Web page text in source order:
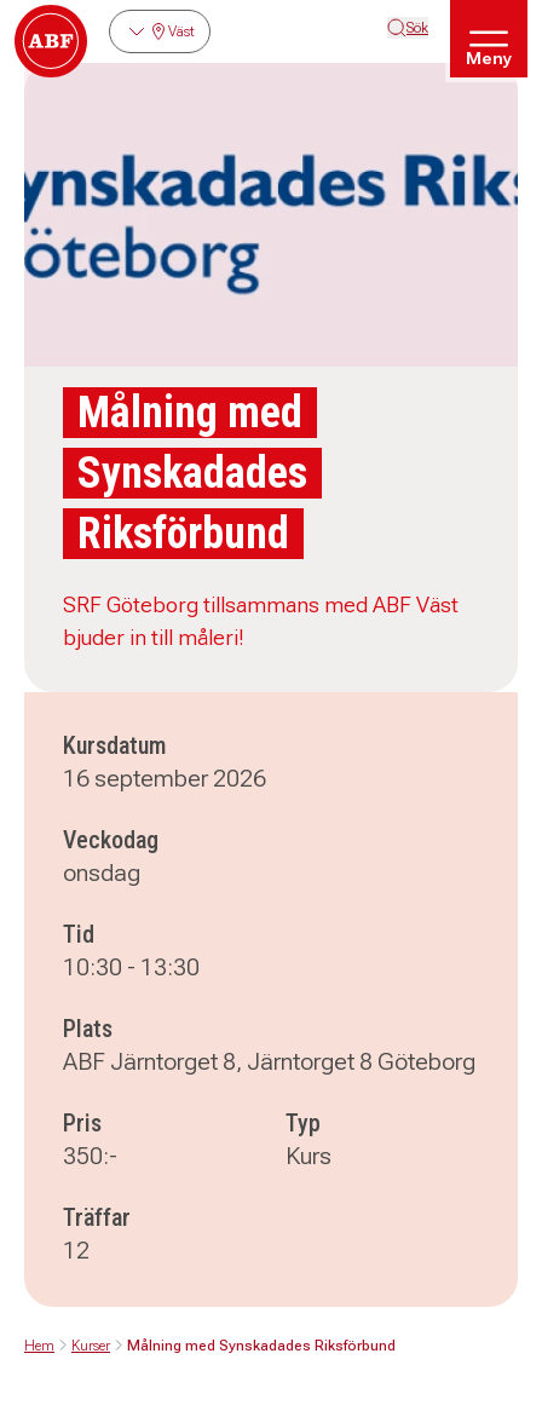
Väst Sök
Meny
Målning med
Synskadades
Riksförbund
SRF Göteborg tillsammans med ABF Väst
bjuder in till måleri!
Kursdatum
16 september 2026
Veckodag
onsdag
Tid
10:30 - 13:30
Plats
ABF Järntorget 8, Järntorget 8 Göteborg
Pris
350:-
Typ
Kurs
Träffar
12
Hem Kurser Målning med Synskadades Riksförbund